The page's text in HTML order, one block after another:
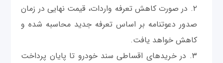
در صورت کاهش تعرفه واردات، قیمت نهایی در زمان
صدور دعوتنامه بر اساس تعرفه جدید محاسبه شده و
کاهش خواهد یافت.
در خریدهای اقساطی سند خودرو تا پایان پرداخت